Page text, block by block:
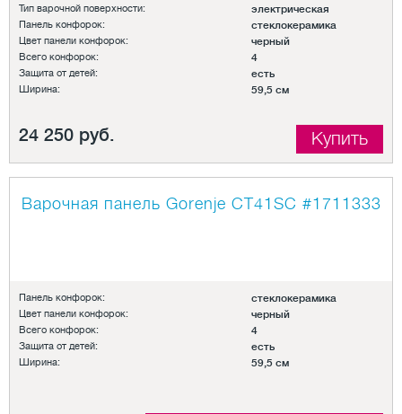
Тип варочной поверхности: электрическая
Панель конфорок: стеклокерамика
Цвет панели конфорок: черный
Всего конфорок: 4
Защита от детей: есть
Ширина: 59,5 см
24 250 руб. Купить
Варочная панель Gorenje CT41SC #1711333
Панель конфорок: стеклокерамика
Цвет панели конфорок: черный
Всего конфорок: 4
Защита от детей: есть
Ширина: 59,5 см